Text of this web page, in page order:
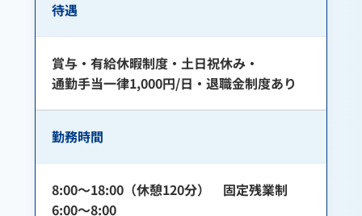
待遇
賞与・有給休暇制度・土日祝休み・
通勤手当一律1,000円/日・退職金制度あり
勤務時間
8:00～18:00（休憩120分） 固定残業制
6:00～8:00